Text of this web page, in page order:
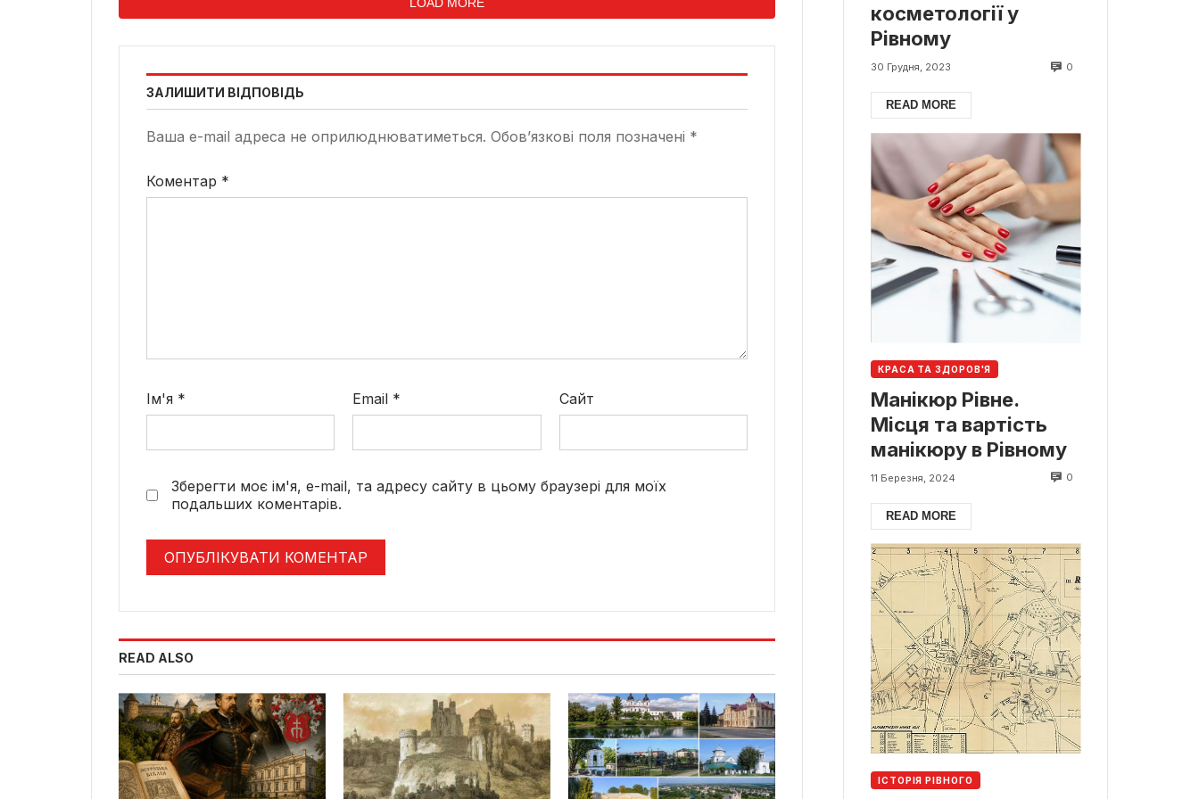
LOAD MORE
ЗАЛИШИТИ ВІДПОВІДЬ
Ваша e-mail адреса не оприлюднюватиметься. Обов’язкові поля позначені *
Коментар *
Ім'я * Email * Сайт
Зберегти моє ім'я, e-mail, та адресу сайту в цьому браузері для моїх
подальших коментарів.
READ ALSO
косметології у
Рівному
30 Грудня, 2023 0
READ MORE
КРАСА ТА ЗДОРОВ'Я
Манікюр Рівне.
Місця та вартість
манікюру в Рівному
11 Березня, 2024 0
READ MORE
ІСТОРІЯ РІВНОГО